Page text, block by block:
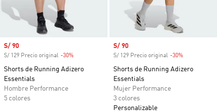
Precio de venta
S/ 90
S/ 129 Precio original -30%
Shorts de Running Adizero
Essentials
Hombre Performance
5 colores
Precio de venta
S/ 90
S/ 129 Precio original -30%
Shorts de Running Adizero
Essentials
Mujer Performance
3 colores
Personalizable